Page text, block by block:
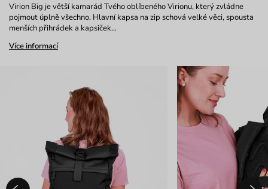
Virion Big je větší kamarád Tvého oblíbeného Virionu, který zvládne
pojmout úplně všechno. Hlavní kapsa na zip schová velké věci, spousta
menších přihrádek a kapsiček…
Více informací